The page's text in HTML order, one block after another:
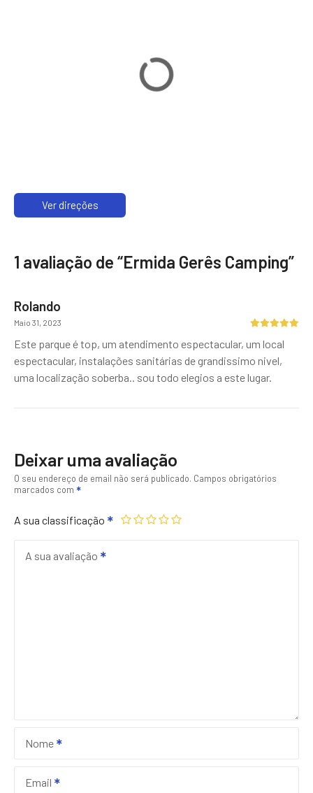
Ver direções
1 avaliação de “Ermida Gerês Camping”
Rolando
Maio 31, 2023
Este parque é top, um atendimento espectacular, um local
espectacular, instalações sanitárias de grandissimo nivel,
uma localização soberba.. sou todo elegios a este lugar.
Deixar uma avaliação
O seu endereço de email não será publicado. Campos obrigatórios
marcados com
A sua classificação
A sua avaliação
Nome
Email